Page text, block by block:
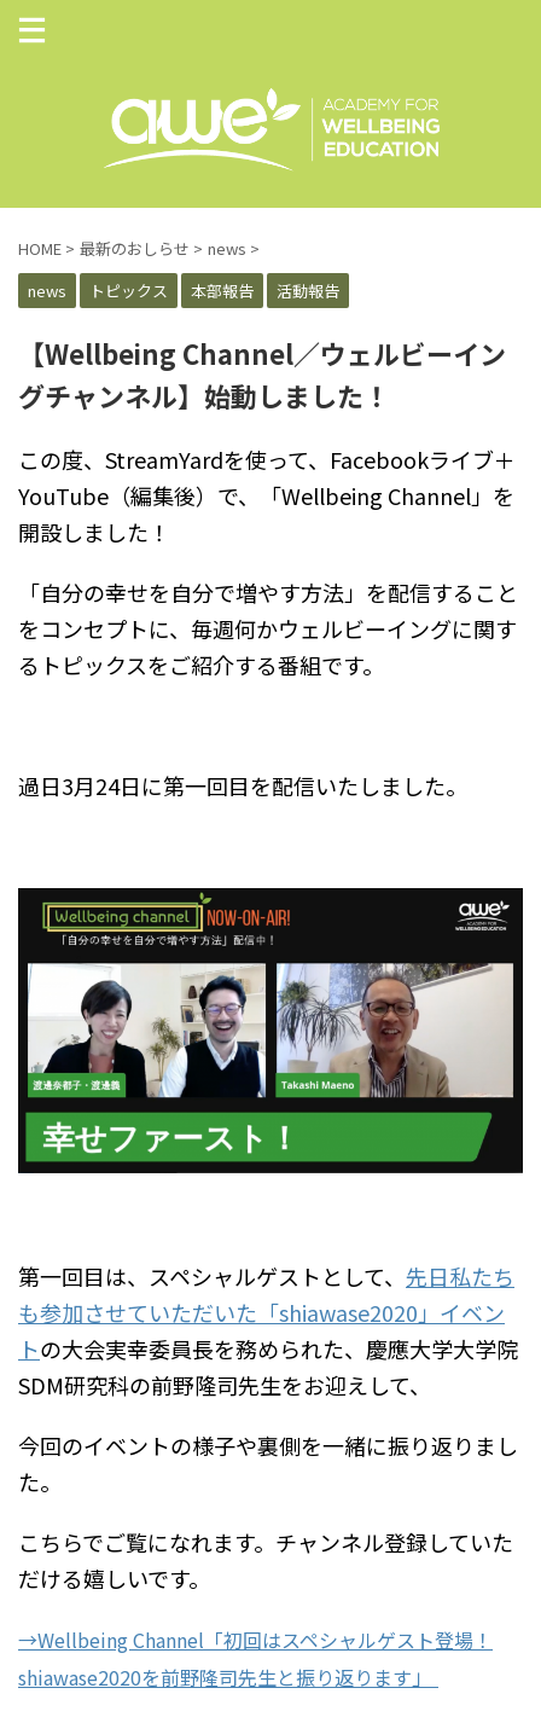
HOME > 最新のおしらせ > news >
news
トピックス 本部報告 活動報告
【Wellbeing Channel／ウェルビーイン
グチャンネル】始動しました！
この度、StreamYardを使って、Facebookライブ＋
YouTube（編集後）で、「Wellbeing Channel」を
開設しました！
「自分の幸せを自分で増やす方法」を配信すること
をコンセプトに、毎週何かウェルビーイングに関す
るトピックスをご紹介する番組です。
過日3月24日に第一回目を配信いたしました。
第一回目は、スペシャルゲストとして、 先日私たち
も参加させていただいた「shiawase2020」イベン
トの大会実幸委員長を務められた、慶應大学大学院
SDM研究科の前野隆司先生をお迎えして、
今回のイベントの様子や裏側を一緒に振り返りまし
た。
こちらでご覧になれます。チャンネル登録していた
だける嬉しいです。
→Wellbeing Channel「初回はスペシャルゲスト登場！
shiawase2020を前野隆司先生と振り返ります 」